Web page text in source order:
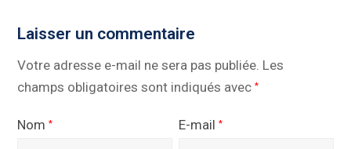
Laisser un commentaire
Votre adresse e-mail ne sera pas publiée. Les
champs obligatoires sont indiqués avec*
Nom* E-mail*